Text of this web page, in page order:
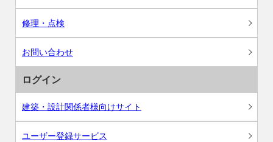
修理・点検
お問い合わせ
ログイン
建築・設計関係者様向けサイト
ユーザー登録サービス